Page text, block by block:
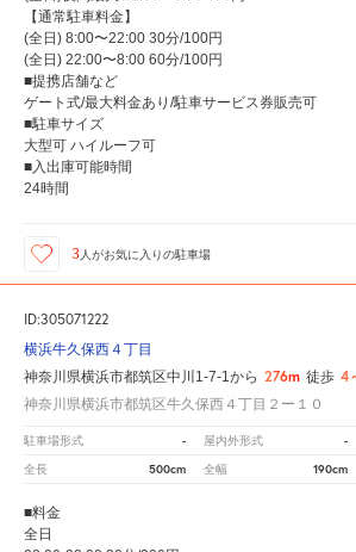
【通常駐車料金】
(全日) 8:00〜22:00 30分/100円
(全日) 22:00〜8:00 60分/100円
■提携店舗など
ゲート式/最大料金あり/駐車サービス券販売可
■駐車サイズ
大型可 ハイルーフ可
■入出庫可能時間
24時間
3 人がお気に入りの駐車場
ID:305071222
横浜牛久保西４丁目
神奈川県横浜市都筑区中川1-7-1から 276m 徒歩 4
神奈川県横浜市都筑区牛久保西４丁目２ー１０
駐車場形式 - 屋内外形式 -
全長 500cm 全幅 190cm
■料金
全日